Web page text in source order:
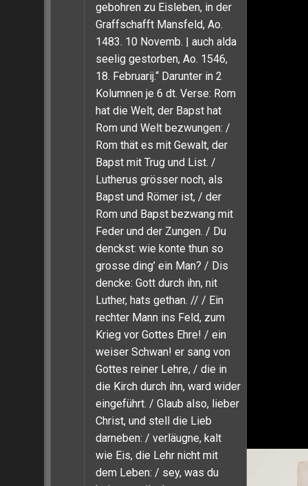
gebohren zu Eisleben, in der
Graffschafft Mansfeld, Ao.
1483. 10 Novemb. | auch alda
seelig gestorben, Ao. 1546,
18. Februarij.“ Darunter in 2
Kolumnen je 6 dt. Verse: Rom
hat die Welt, der Bapst hat
Rom und Welt bezwungen: /
Rom thät es mit Gewalt, der
Bapst mit Trug und List. /
Lutherus grösser noch, als
Bapst und Römer ist, / der
Rom und Bapst bezwang mit
Feder und der Zungen. / Du
denckst: wie konte thun so
grosse ding’ ein Man? / Dis
dencke: Gott durch ihn, nit
Luther, hats gethan. // / Ein
rechter Mann ins Feld, zum
Krieg vor Gottes Ehre! / ein
weiser Schwan! er sang von
Gottes reiner Lehre, / die in
die Kirch durch ihn, ward wider
eingeführt. / Glaub also, lieber
Christ, und stell die Lieb
darneben: / verläugne, kalt
wie Eis, die Lehr nicht mit
dem Leben: / sey, was du